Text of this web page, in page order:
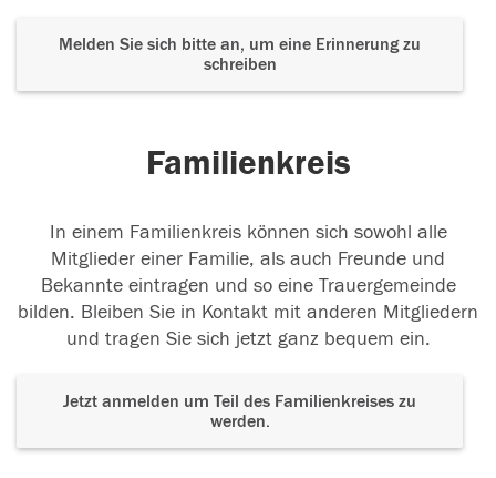
Melden Sie sich bitte an, um eine Erinnerung zu
schreiben
Familienkreis
In einem Familienkreis können sich sowohl alle
Mitglieder einer Familie, als auch Freunde und
Bekannte eintragen und so eine Trauergemeinde
bilden. Bleiben Sie in Kontakt mit anderen Mitgliedern
und tragen Sie sich jetzt ganz bequem ein.
Jetzt anmelden um Teil des Familienkreises zu
werden.